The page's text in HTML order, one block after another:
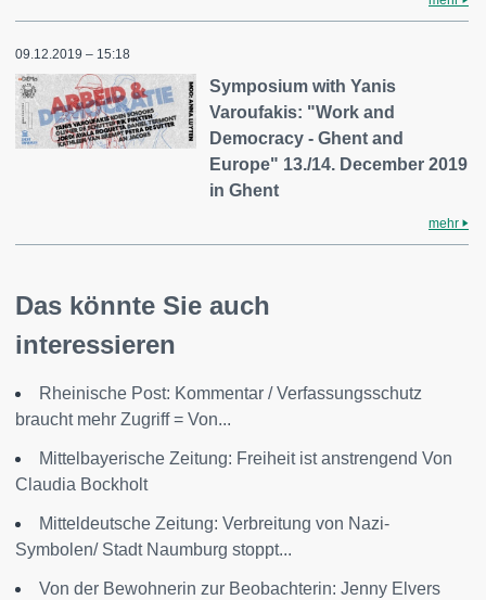
09.12.2019 – 15:18
Symposium with Yanis
Varoufakis: "Work and
Democracy - Ghent and
Europe" 13./14. December 2019
in Ghent
mehr
Das könnte Sie auch
interessieren
Rheinische Post: Kommentar / Verfassungsschutz
braucht mehr Zugriff = Von...
Mittelbayerische Zeitung: Freiheit ist anstrengend Von
Claudia Bockholt
Mitteldeutsche Zeitung: Verbreitung von Nazi-
Symbolen/ Stadt Naumburg stoppt...
Von der Bewohnerin zur Beobachterin: Jenny Elvers